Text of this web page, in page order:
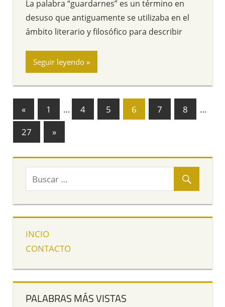
La palabra “guardarnes” es un término en
desuso que antiguamente se utilizaba en el
ámbito literario y filosófico para describir
Seguir leyendo
Navegación
de
entradas
«Entradas
anteriores
1 … 4 5 6 7 8
…
27
Entradas
siguientes
»
INCIO
CONTACTO
PALABRAS MÁS VISTAS